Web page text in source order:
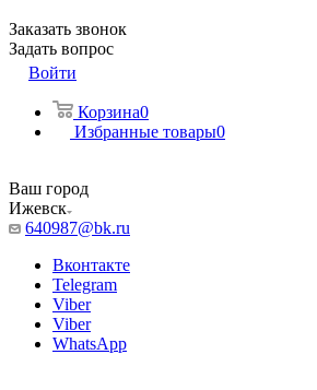
Заказать звонок
Задать вопрос
Войти
Корзина0
Избранные товары0
Ваш город
Ижевск
640987@bk.ru
Вконтакте
Telegram
Viber
Viber
WhatsApp